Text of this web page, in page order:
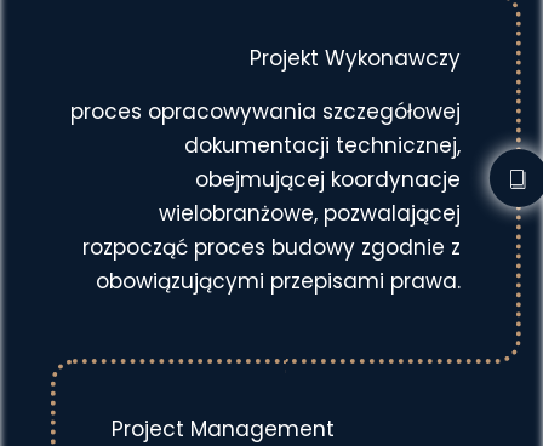
Projekt Wykonawczy
proces opracowywania szczegółowej
dokumentacji technicznej,
obejmującej koordynacje
wielobranżowe, pozwalającej
rozpocząć proces budowy zgodnie z
obowiązującymi przepisami prawa.
Project Management